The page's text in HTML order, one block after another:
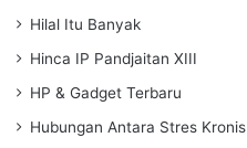
Hilal Itu Banyak
Hinca IP Pandjaitan XIII
HP & Gadget Terbaru
Hubungan Antara Stres Kronis